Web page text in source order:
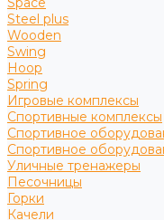
Steel plus
Wooden
Swing
Hoop
Spring
Игровые комплексы
Спортивные комплексы
Спортивное
Спортивное
Уличные тренажеры
Песочницы
Горки
Качели